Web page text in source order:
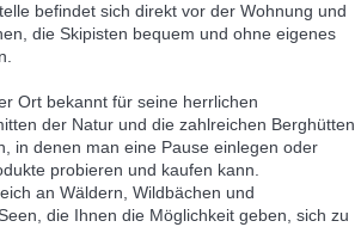
befindet sich direkt vor der Wohnung und
die Skipisten bequem und ohne eigenes
Ort bekannt für seine herrlichen
der Natur und die zahlreichen Berghütten
in denen man eine Pause einlegen oder
probieren und kaufen kann.
an Wäldern, Wildbächen und
die Ihnen die Möglichkeit geben, sich zu